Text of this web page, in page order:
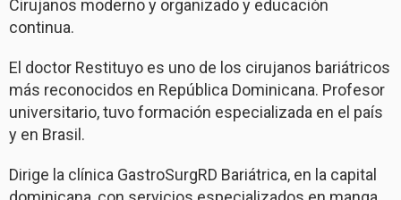
Cirujanos moderno y organizado y educación
continua.
El doctor Restituyo es uno de los cirujanos bariátricos
más reconocidos en República Dominicana. Profesor
universitario, tuvo formación especializada en el país
y en Brasil.
Dirige la clínica GastroSurgRD Bariátrica, en la capital